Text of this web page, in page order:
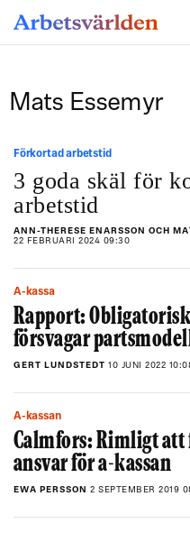
Mats Essemyr
Förkortad arbetstid
3 goda skäl för
arbetstid
ANN-THERESE ENARSSON OCH
22 FEBRUARI 2024 09:30
a-kassa
Rapport:
försvagar
GERT LUNDSTEDT 10 JUNI 2022
A-kassan
Calmfors: Rimligt att
ansvar för a-kassan
EWA PERSSON 2 SEPTEMBER 2019